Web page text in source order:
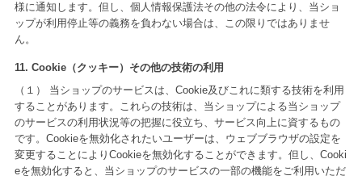
様に通知します。但し、個人情報保護法その他の法令により、当ショ
ップが利用停止等の義務を負わない場合は、この限りではありませ
ん。
11. Cookie（クッキー）その他の技術の利用
（１） 当ショップのサービスは、Cookie及びこれに類する技術を利用
することがあります。これらの技術は、当ショップによる当ショップ
のサービスの利用状況等の把握に役立ち、サービス向上に資するもの
です。Cookieを無効化されたいユーザーは、ウェブブラウザの設定を
変更することによりCookieを無効化することができます。但し、Cooki
eを無効化すると、当ショップのサービスの一部の機能をご利用いただ